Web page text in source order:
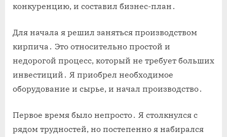
конкуренцию, и составил бизнес-план․
Для начала я решил заняться производством
кирпича․ Это относительно простой и
недорогой процесс, который не требует больших
инвестиций․ Я приобрел необходимое
оборудование и сырье, и начал производство․
Первое время было непросто․ Я столкнулся с
рядом трудностей, но постепенно я набирался